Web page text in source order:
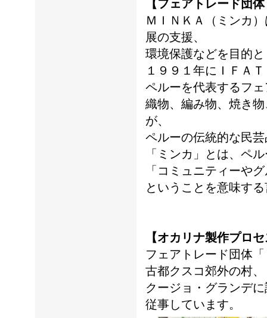
【フェアトレード団
ＭＩＮＫＡ（ミンカ
展の支援、
環境保護などを目的
１９９１年にＩＦＡ
ペルーを代表するフ
織物、編み物、焼き
が、
ペルーの伝統的な民
「ミンカ」とは、ペ
「コミュニティーや
ということを意味す
【オカリナ製作プロ
フェアトレード団体
古都クスコ郊外の村、
クージョ・グランデ
従事しています。